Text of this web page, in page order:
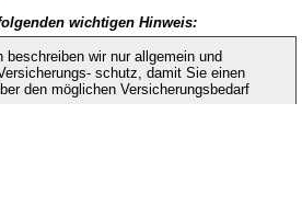
wichtigen Hinweis:
beschreiben wir nur allgemein und
schutz, damit Sie einen
den möglichen Versicherungsbedarf